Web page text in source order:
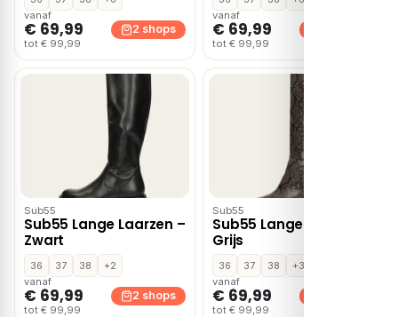
vanaf
€ 69,99
tot € 99,99
2 shops
vanaf
€ 69,99
tot € 99,99
Sub55
Sub55 Lange Laarzen –
Zwart
36 37 38
+2
vanaf
€ 69,99
tot € 99,99
2 shops
Sub55
Sub55 Lange Laarzen –
Grijs
36 37 38
+3
vanaf
€ 69,99
tot € 99,99